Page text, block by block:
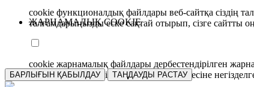
cookie функционалдық файлдары веб-сайтқа сіздің
талғамдарыңызды еске сақтай отырып, сізге сайтты
ЖАРНАМАЛЫҚ COOKIE
cookie жарнамалық файлдары дербестендірілген
құрылғыңыздың бірегей сәйкестендірмесіне
БАРЛЫҒЫН ҚАБЫЛДАУ ТАҢДАУДЫ РАСТАУ